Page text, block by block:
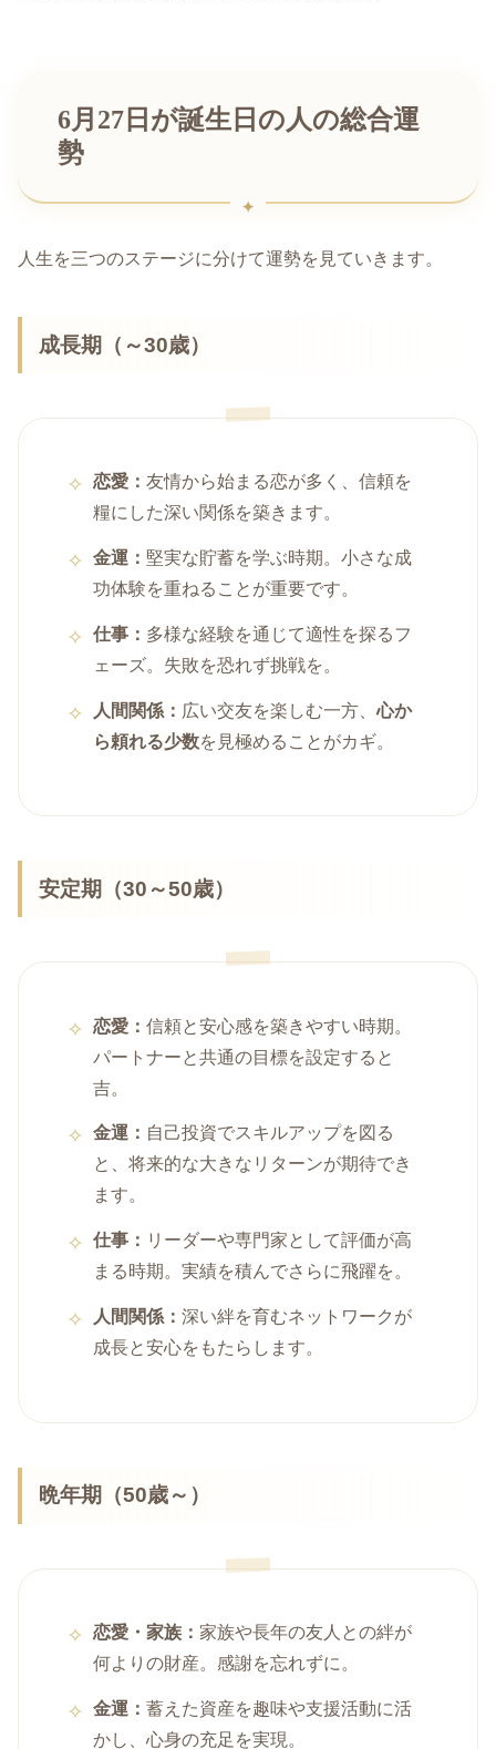
6月27日が誕生日の人の総合運
勢
人生を三つのステージに分けて運勢を見ていきます。
成長期（～30歳）
恋愛：友情から始まる恋が多く、信頼を
糧にした深い関係を築きます。
金運：堅実な貯蓄を学ぶ時期。小さな成
功体験を重ねることが重要です。
仕事： 多様な経験を通じて適性を探るフ
ェーズ。失敗を恐れず挑戦を。
人間関係： 広い交友を楽しむ一方、心か
ら頼れる少数を見極めることがカギ。
安定期（30～50歳）
恋愛：信頼と安心感を築きやすい時期。
パートナーと共通の目標を設定すると
吉。
金運： 自己投資でスキルアップを図る
と、将来的な大きなリターンが期待でき
ます。
仕事： リーダーや専門家として評価が高
まる時期。実績を積んでさらに飛躍を。
人間関係：深い絆を育むネットワークが
成長と安心をもたらします。
晩年期（50歳～）
恋愛・家族： 家族や長年の友人との絆が
何よりの財産。感謝を忘れずに。
金運：蓄えた資産を趣味や支援活動に活
かし、心身の充足を実現。